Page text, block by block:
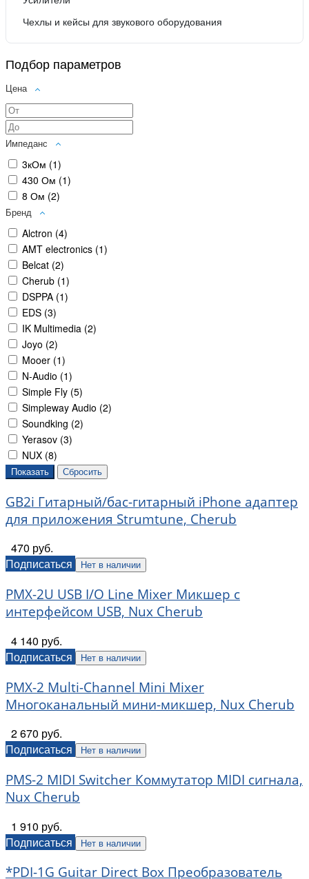
Чехлы и кейсы для звукового оборудования
Подбор параметров
Цена
Импеданс
3кОм (1)
430 Ом (1)
8 Ом (2)
Бренд
Alctron (4)
AMT electronics (1)
Belcat (2)
Cherub (1)
DSPPA (1)
EDS (3)
IK Multimedia (2)
Joyo (2)
Mooer (1)
N-Audio (1)
Simple Fly (5)
Simpleway Audio (2)
Soundking (2)
Yerasov (3)
NUX (8)
GB2i Гитарный/бас-гитарный iPhone адаптер
для приложения Strumtune, Cherub
470 руб.
Подписаться
Нет в наличии
PMX-2U USB I/O Line Mixer Микшер с
интерфейсом USB, Nux Cherub
4 140 руб.
Подписаться
Нет в наличии
PMX-2 Multi-Channel Mini Mixer
Многоканальный мини-микшер, Nux Cherub
2 670 руб.
Подписаться
Нет в наличии
PMS-2 MIDI Switcher Коммутатор MIDI сигнала,
Nux Cherub
1 910 руб.
Подписаться
Нет в наличии
*PDI-1G Guitar Direct Box Преобразователь